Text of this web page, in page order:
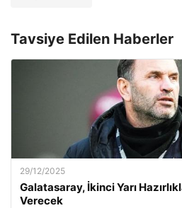
Tavsiye Edilen Haberler
29/12/2025
Galatasaray, İkinci Yarı
Verecek